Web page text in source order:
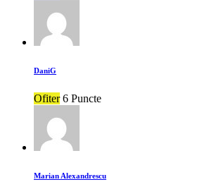
DaniG
Ofiter 6 Puncte
Marian Alexandrescu